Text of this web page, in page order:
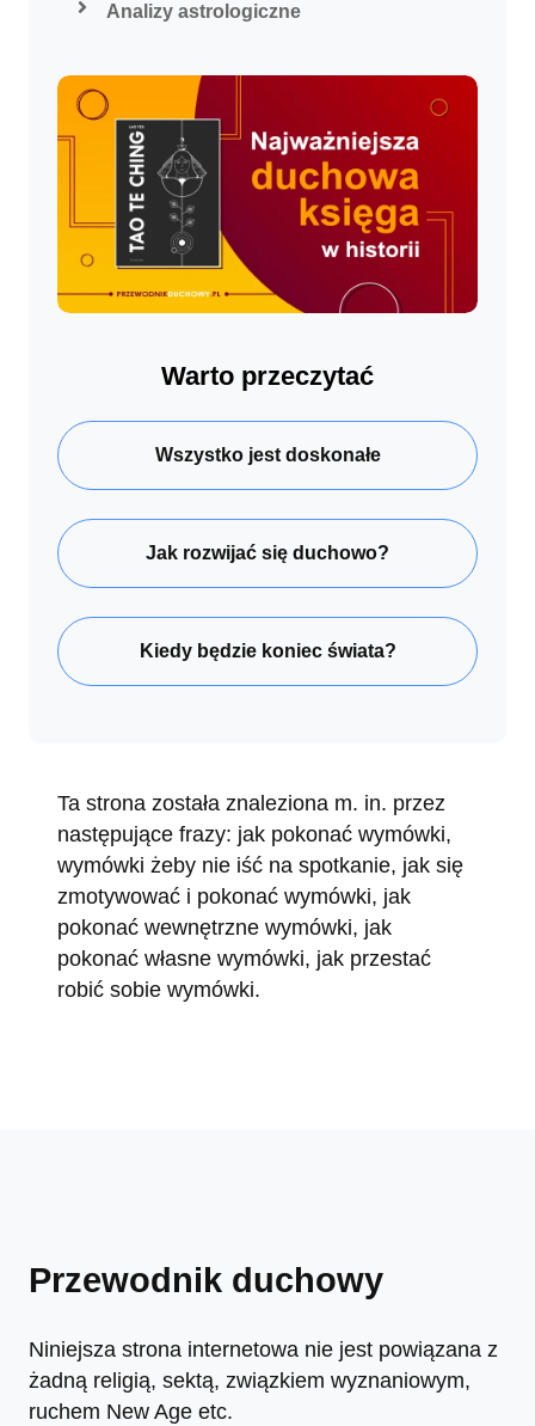
Analizy astrologiczne
Warto przeczytać
Wszystko jest doskonałe
Jak rozwijać się duchowo?
Kiedy będzie koniec świata?
Ta strona została znaleziona m. in. przez
następujące frazy: jak pokonać wymówki,
wymówki żeby nie iść na spotkanie, jak się
zmotywować i pokonać wymówki, jak
pokonać wewnętrzne wymówki, jak
pokonać własne wymówki, jak przestać
robić sobie wymówki.
Przewodnik duchowy
Niniejsza strona internetowa nie jest powiązana z
żadną religią, sektą, związkiem wyznaniowym,
ruchem New Age etc.